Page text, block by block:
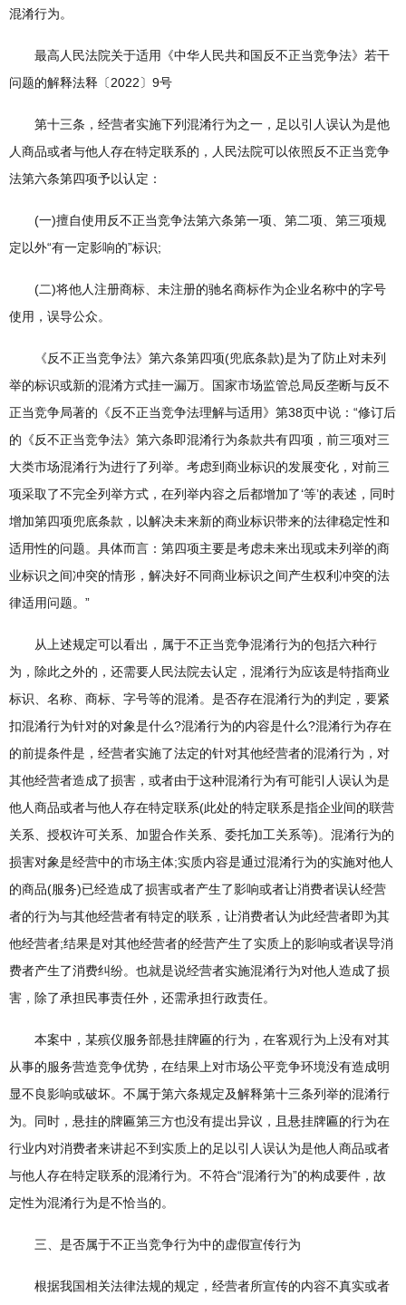
混淆行为。
最高人民法院关于适用《中华人民共和国反不正当竞争法》若干
问题的解释法释〔2022〕9号
第十三条，经营者实施下列混淆行为之一，足以引人误认为是他
人商品或者与他人存在特定联系的，人民法院可以依照反不正当竞争
法第六条第四项予以认定：
(一)擅自使用反不正当竞争法第六条第一项、第二项、第三项规
定以外“有一定影响的”标识;
(二)将他人注册商标、未注册的驰名商标作为企业名称中的字号
使用，误导公众。
《反不正当竞争法》第六条第四项(兜底条款)是为了防止对未列
举的标识或新的混淆方式挂一漏万。国家市场监管总局反垄断与反不
正当竞争局著的《反不正当竞争法理解与适用》第38页中说：“修订后
的《反不正当竞争法》第六条即混淆行为条款共有四项，前三项对三
大类市场混淆行为进行了列举。考虑到商业标识的发展变化，对前三
项采取了不完全列举方式，在列举内容之后都增加了‘等’的表述，同时
增加第四项兜底条款，以解决未来新的商业标识带来的法律稳定性和
适用性的问题。具体而言：第四项主要是考虑未来出现或未列举的商
业标识之间冲突的情形，解决好不同商业标识之间产生权利冲突的法
律适用问题。”
从上述规定可以看出，属于不正当竞争混淆行为的包括六种行
为，除此之外的，还需要人民法院去认定，混淆行为应该是特指商业
标识、名称、商标、字号等的混淆。是否存在混淆行为的判定，要紧
扣混淆行为针对的对象是什么?混淆行为的内容是什么?混淆行为存在
的前提条件是，经营者实施了法定的针对其他经营者的混淆行为，对
其他经营者造成了损害，或者由于这种混淆行为有可能引人误认为是
他人商品或者与他人存在特定联系(此处的特定联系是指企业间的联营
关系、授权许可关系、加盟合作关系、委托加工关系等)。混淆行为的
损害对象是经营中的市场主体;实质内容是通过混淆行为的实施对他人
的商品(服务)已经造成了损害或者产生了影响或者让消费者误认经营
者的行为与其他经营者有特定的联系，让消费者认为此经营者即为其
他经营者;结果是对其他经营者的经营产生了实质上的影响或者误导消
费者产生了消费纠纷。也就是说经营者实施混淆行为对他人造成了损
害，除了承担民事责任外，还需承担行政责任。
本案中，某殡仪服务部悬挂牌匾的行为，在客观行为上没有对其
从事的服务营造竞争优势，在结果上对市场公平竞争环境没有造成明
显不良影响或破坏。不属于第六条规定及解释第十三条列举的混淆行
为。同时，悬挂的牌匾第三方也没有提出异议，且悬挂牌匾的行为在
行业内对消费者来讲起不到实质上的足以引人误认为是他人商品或者
与他人存在特定联系的混淆行为。不符合“混淆行为”的构成要件，故
定性为混淆行为是不恰当的。
三、是否属于不正当竞争行为中的虚假宣传行为
根据我国相关法律法规的规定，经营者所宣传的内容不真实或者